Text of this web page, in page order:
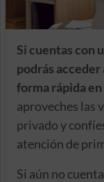
Si cuentas con
podrás
forma rápida
aproveches las
privado y
atención de
Si aún no